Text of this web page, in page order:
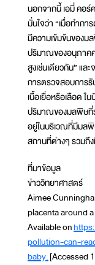
นอกจากนี้ เอมี่ คอร์
มั่นใจว่า “เมื่อทำก
มีความเข้มข้นของ
ปริมาณของอนุภาค
สูงเช่นเดียวกัน” แล
การตรวจสอบการรั
เนื้อเยื่อหรือเลือด
ปริมาณของมลพิษที่
อยู่ในบริเวณที่มีมล
สถานที่ต่างๆ รวมถึง
ที่มาข้อมูล
ข่าววิทยาศาสตร์
Aimee
placenta around
Available on
pollution-can-
baby.[Accessed